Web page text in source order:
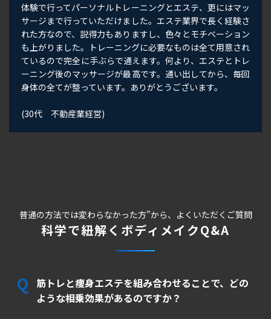
体験で行ってパーソナルトレーニングとエステ、更にはマッ
サージまで行っていただけました。エステ業界で長く経験さ
れた方なので、説得力もありますし、色々とモチベーション
も上がりました。トレーニングに必要なものは全て用意され
ているので完全に手ぶらで通えます。何より、エステとトレ
ーニング後のマッサージが最高です。通い出してから、毎回
身体の全てが整っています。ありがとうございます。
(30代 不動産業経営)
普通の方法では変わらなかった方”から、よくいただくご質問
科学で紐解くボディメイクQ&A
筋トレと痩身エステを組み合わせることで、どの
ような相乗効果があるのですか？